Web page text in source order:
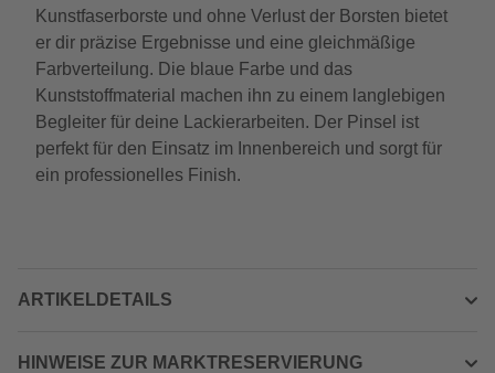
Kunstfaserborste und ohne Verlust der Borsten bietet
er dir präzise Ergebnisse und eine gleichmäßige
Farbverteilung. Die blaue Farbe und das
Kunststoffmaterial machen ihn zu einem langlebigen
Begleiter für deine Lackierarbeiten. Der Pinsel ist
perfekt für den Einsatz im Innenbereich und sorgt für
ein professionelles Finish.
ARTIKELDETAILS
HINWEISE ZUR MARKTRESERVIERUNG